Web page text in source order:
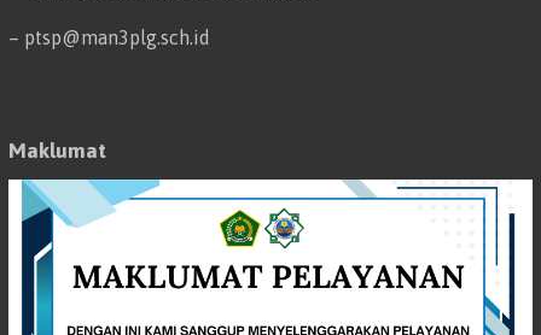
– ptsp@man3plg.sch.id
Maklumat